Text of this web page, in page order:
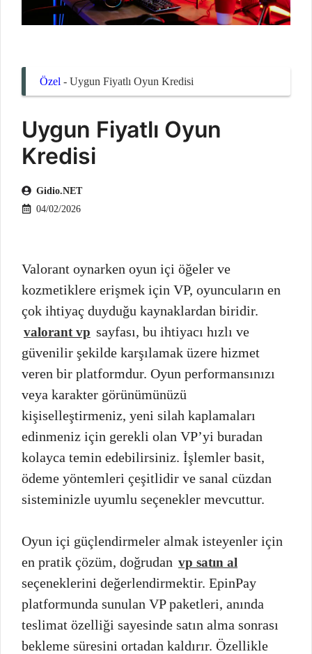
Özel - Uygun Fiyatlı Oyun Kredisi
Uygun Fiyatlı Oyun
Kredisi
Gidio.NET
04/02/2026
Valorant oynarken oyun içi öğeler ve
kozmetiklere erişmek için VP, oyuncuların en
çok ihtiyaç duyduğu kaynaklardan biridir.
valorant vp sayfası, bu ihtiyacı hızlı ve
güvenilir şekilde karşılamak üzere hizmet
veren bir platformdur. Oyun performansınızı
veya karakter görünümünüzü
kişiselleştirmeniz, yeni silah kaplamaları
edinmeniz için gerekli olan VP’yi buradan
kolayca temin edebilirsiniz. İşlemler basit,
ödeme yöntemleri çeşitlidir ve sanal cüzdan
sisteminizle uyumlu seçenekler mevcuttur.
Oyun içi güçlendirmeler almak isteyenler için
en pratik çözüm, doğrudan vp satın al
seçeneklerini değerlendirmektir. EpinPay
platformunda sunulan VP paketleri, anında
teslimat özelliği sayesinde satın alma sonrası
bekleme süresini ortadan kaldırır. Özellikle